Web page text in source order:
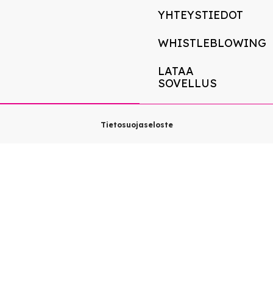
YHTEYSTIEDOT
WHISTLEBLOWING
LATAA
SOVELLUS
Tietosuojaseloste